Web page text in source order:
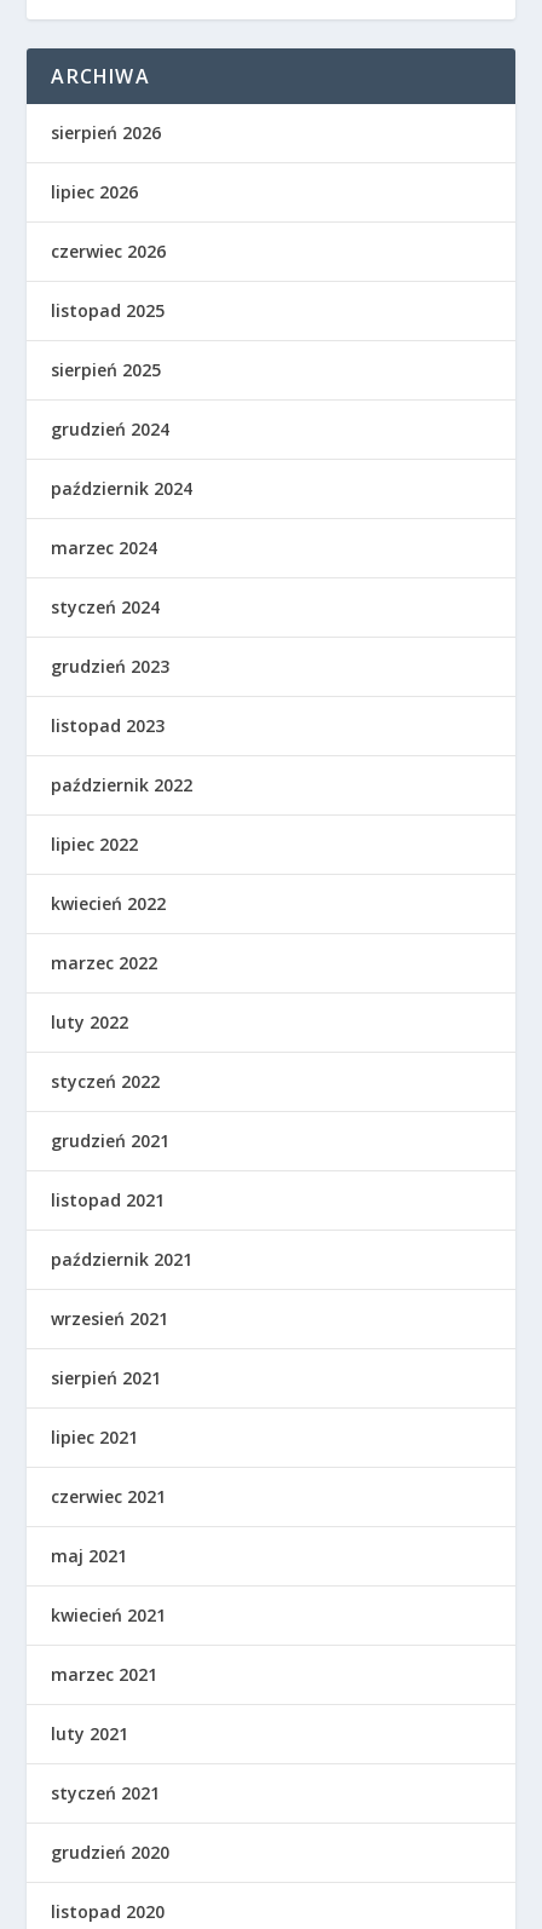
ARCHIWA
sierpień 2026
lipiec 2026
czerwiec 2026
listopad 2025
sierpień 2025
grudzień 2024
październik 2024
marzec 2024
styczeń 2024
grudzień 2023
listopad 2023
październik 2022
lipiec 2022
kwiecień 2022
marzec 2022
luty 2022
styczeń 2022
grudzień 2021
listopad 2021
październik 2021
wrzesień 2021
sierpień 2021
lipiec 2021
czerwiec 2021
maj 2021
kwiecień 2021
marzec 2021
luty 2021
styczeń 2021
grudzień 2020
listopad 2020